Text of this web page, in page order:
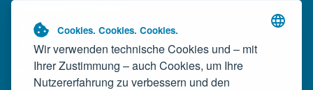
Cookies. Cookies. Cookies.
Wir verwenden technische Cookies und – mit
Ihrer Zustimmung – auch Cookies, um Ihre
Nutzererfahrung zu verbessern und den
Die Riviera del Conero
Das Konsortium
News